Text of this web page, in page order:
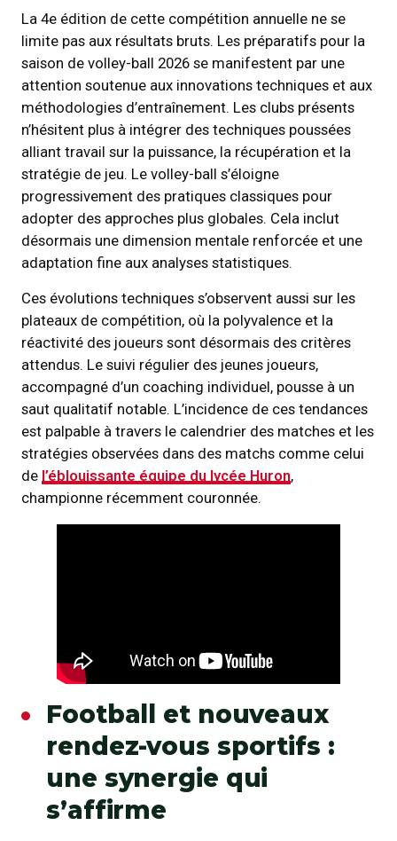
La 4e édition de cette compétition annuelle ne se
limite pas aux résultats bruts. Les préparatifs pour la
saison de volley-ball 2026 se manifestent par une
attention soutenue aux innovations techniques et aux
méthodologies d’entraînement. Les clubs présents
n’hésitent plus à intégrer des techniques poussées
alliant travail sur la puissance, la récupération et la
stratégie de jeu. Le volley-ball s’éloigne
progressivement des pratiques classiques pour
adopter des approches plus globales. Cela inclut
désormais une dimension mentale renforcée et une
adaptation fine aux analyses statistiques.
Ces évolutions techniques s’observent aussi sur les
plateaux de compétition, où la polyvalence et la
réactivité des joueurs sont désormais des critères
attendus. Le suivi régulier des jeunes joueurs,
accompagné d’un coaching individuel, pousse à un
saut qualitatif notable. L’incidence de ces tendances
est palpable à travers le calendrier des matches et les
stratégies observées dans des matchs comme celui
de l’éblouissante équipe du lycée Huron,
championne récemment couronnée.
Football et nouveaux
rendez-vous sportifs :
une synergie qui
s’affirme